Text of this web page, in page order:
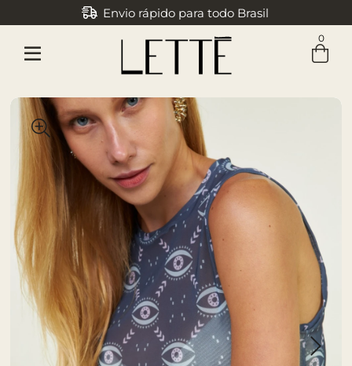
Envio rápido para todo Brasil
Parcele em até 3x sem juros
0